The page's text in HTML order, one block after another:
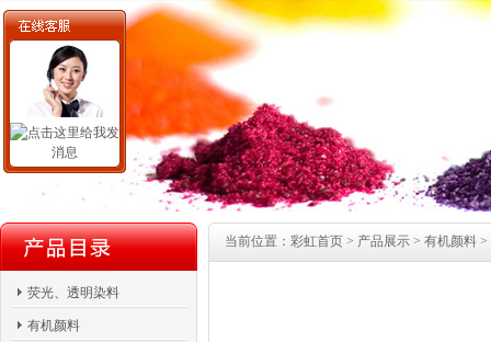
荧光、透明染料
有机颜料
当前位置：彩虹首页 > 产品展示 > 有机颜料 >